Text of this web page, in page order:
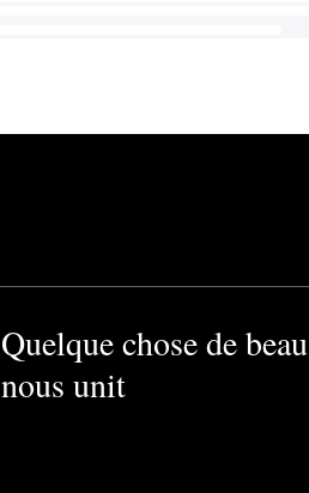
Quelque chose de beau
nous unit